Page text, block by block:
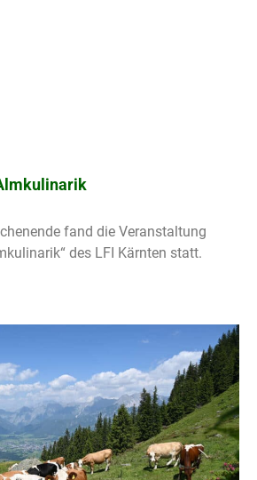
fand die Veranstaltung
des LFI Kärnten statt.